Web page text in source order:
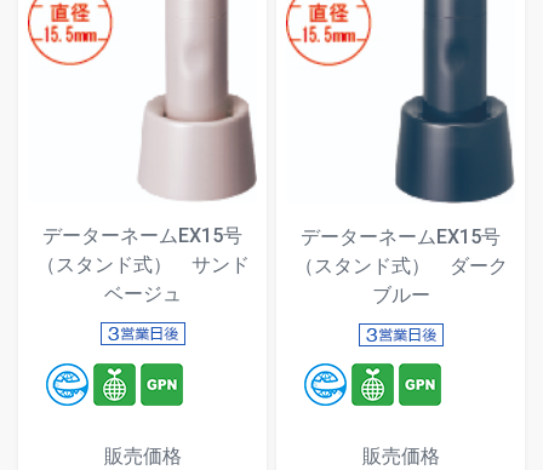
データーネームEX15号
（スタンド式） サンド
ベージュ
販売価格
データーネームEX15号
（スタンド式） ダーク
ブルー
販売価格